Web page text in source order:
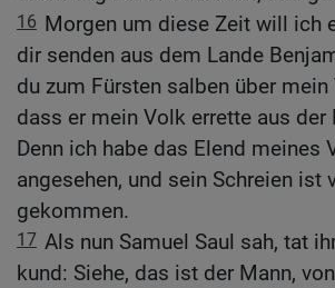
16 Morgen um diese Zeit will ich
dir senden aus dem Lande
du zum Fürsten salben über mein
dass er mein Volk errette aus der
Denn ich habe das Elend meines
angesehen, und sein Schreien ist
gekommen.
17 Als nun Samuel Saul sah, tat
kund: Siehe, das ist der Mann,